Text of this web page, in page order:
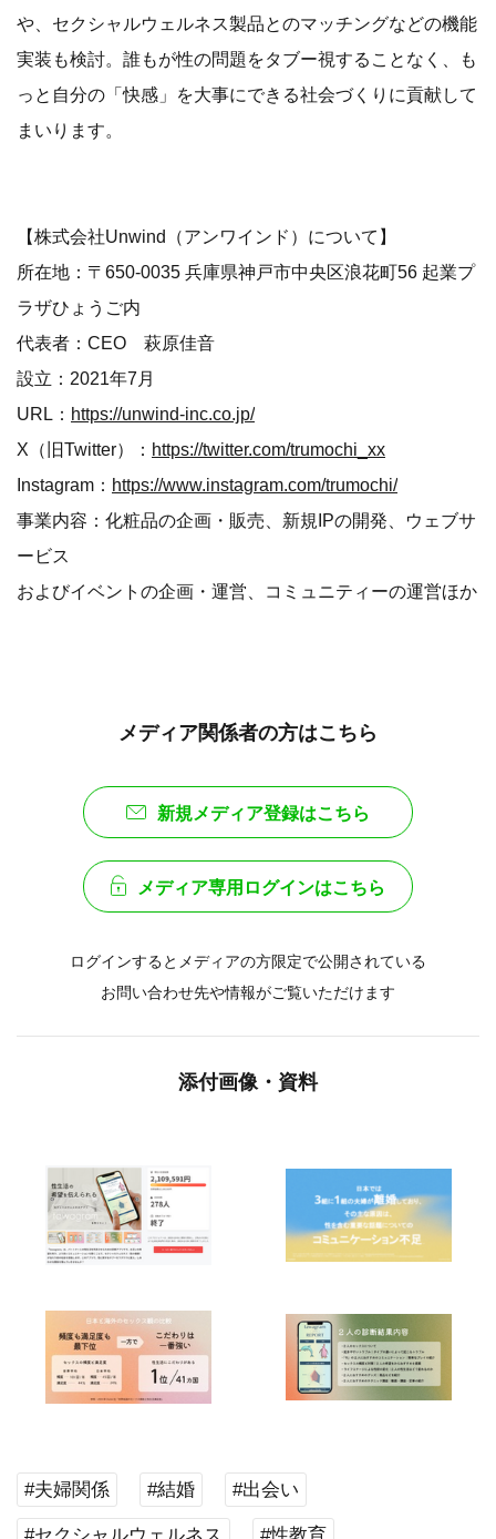
や、セクシャルウェルネス製品とのマッチングなどの機能
実装も検討。誰もが性の問題をタブー視することなく、も
っと自分の「快感」を大事にできる社会づくりに貢献して
まいります。
【株式会社Unwind（アンワインド）について】
所在地：〒650-0035 兵庫県神戸市中央区浪花町56 起業プ
ラザひょうご内
代表者：CEO 萩原佳音
設立：2021年7月
URL： https://unwind-inc.co.jp/
X（旧Twitter）： https://twitter.com/trumochi_xx
Instagram： https://www.instagram.com/trumochi/
事業内容：化粧品の企画・販売、新規IPの開発、ウェブサ
ービス
およびイベントの企画・運営、コミュニティーの運営ほか
メディア関係者の方はこちら
新規メディア登録はこちら
メディア専用ログインはこちら
ログインするとメディアの方限定で公開されている
お問い合わせ先や情報がご覧いただけます
添付画像・資料
#夫婦関係 #結婚 #出会い